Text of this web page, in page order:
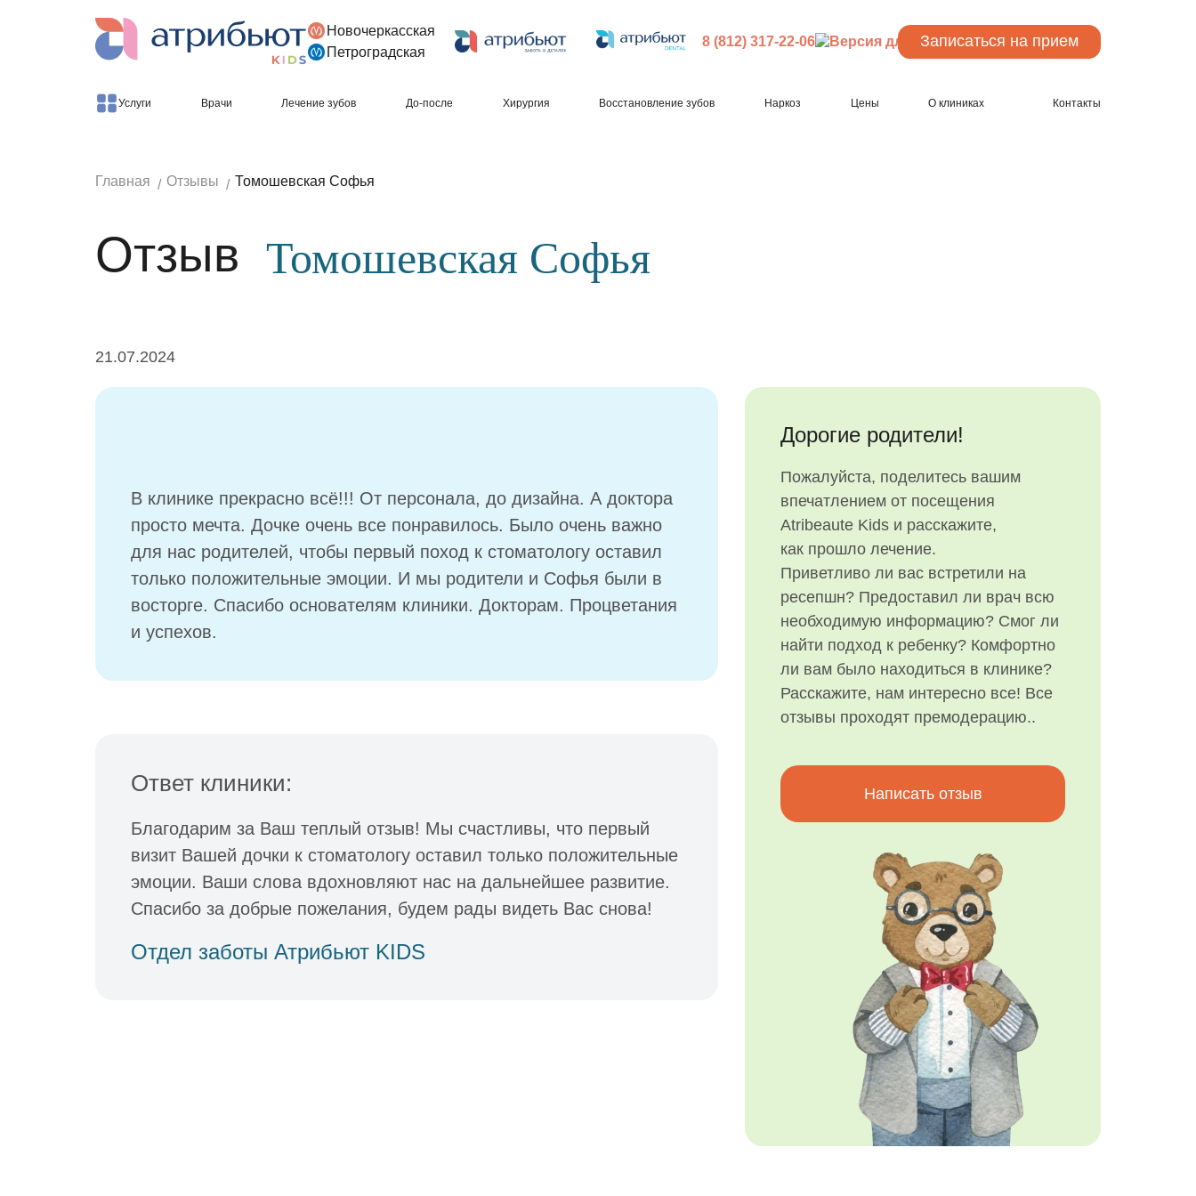
Версия для слабовидящих
Новочеркасская
Петроградская
8 (812) 317-22-06 Записаться на прием
Услуги Врачи Лечение зубов До-после Хирургия Восстановление зубов Наркоз Цены О клиниках Контакты
Главная Отзывы Томошевская Софья
Отзыв Томошевская Софья
21.07.2024
В клинике прекрасно всё!!! От персонала, до дизайна. А доктора
просто мечта. Дочке очень все понравилось. Было очень важно
для нас родителей, чтобы первый поход к стоматологу оставил
только положительные эмоции. И мы родители и Софья были в
восторге. Спасибо основателям клиники. Докторам. Процветания
и успехов.
Ответ клиники:
Благодарим за Ваш теплый отзыв! Мы счастливы, что первый
визит Вашей дочки к стоматологу оставил только положительные
эмоции. Ваши слова вдохновляют нас на дальнейшее развитие.
Спасибо за добрые пожелания, будем рады видеть Вас снова!
Отдел заботы Атрибьют KIDS
Дорогие родители!
Пожалуйста, поделитесь вашим
впечатлением от посещения
Atribeaute Kids и расскажите,
как прошло лечение.
Приветливо ли вас встретили на
ресепшн? Предоставил ли врач всю
необходимую информацию? Смог ли
найти подход к ребенку? Комфортно
ли вам было находиться в клинике?
Расскажите, нам интересно все! Все
отзывы проходят премодерацию..
Написать отзыв